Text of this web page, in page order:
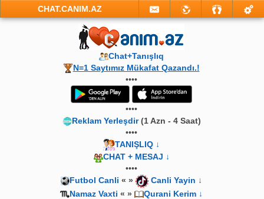
CHAT.CANIM.AZ
Chat+Tanışlıq
N=1 Saytımız Mükafat Qazandı.!
••••
••••
Reklam Yerleşdir(1 Azn - 4 Saat)
••••
TANIŞLIQ ↓
CHAT + MESAJ ↓
••••
Futbol Canli « »
Canli Yayin ↓
Namaz Vaxti « »
Qurani Kerim ↓